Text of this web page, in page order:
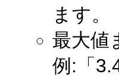
ます。
最大値
例:「